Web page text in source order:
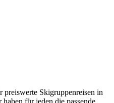
preiswerte Skigruppenreisen in
für jeden die passende